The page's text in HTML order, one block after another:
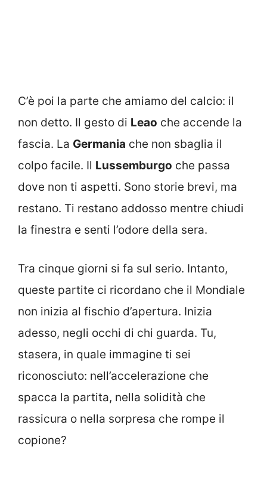
C’è poi la parte che amiamo del calcio: il
non detto. Il gesto di Leao che accende la
fascia. La Germania che non sbaglia il
colpo facile. Il Lussemburgo che passa
dove non ti aspetti. Sono storie brevi, ma
restano. Ti restano addosso mentre chiudi
la finestra e senti l’odore della sera.
Tra cinque giorni si fa sul serio. Intanto,
queste partite ci ricordano che il Mondiale
non inizia al fischio d’apertura. Inizia
adesso, negli occhi di chi guarda. Tu,
stasera, in quale immagine ti sei
riconosciuto: nell’accelerazione che
spacca la partita, nella solidità che
rassicura o nella sorpresa che rompe il
copione?